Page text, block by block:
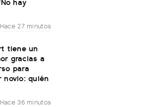
Hace 27 minutos
tiene un
gracias a
para
novio: quién
Hace 36 minutos